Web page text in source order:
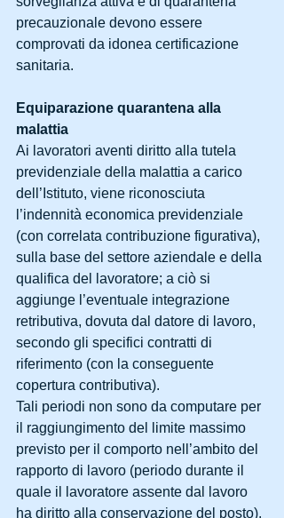
precauzionale devono essere
comprovati da idonea certificazione
sanitaria.
Equiparazione quarantena alla
malattia
Ai lavoratori aventi diritto alla tutela
previdenziale della malattia a carico
dell’Istituto, viene riconosciuta
l’indennità economica previdenziale
(con correlata contribuzione figurativa),
sulla base del settore aziendale e della
qualifica del lavoratore; a ciò si
aggiunge l’eventuale integrazione
retributiva, dovuta dal datore di lavoro,
secondo gli specifici contratti di
riferimento (con la conseguente
copertura contributiva).
Tali periodi non sono da computare per
il raggiungimento del limite massimo
previsto per il comporto nell’ambito del
rapporto di lavoro (periodo durante il
quale il lavoratore assente dal lavoro
ha diritto alla conservazione del posto).